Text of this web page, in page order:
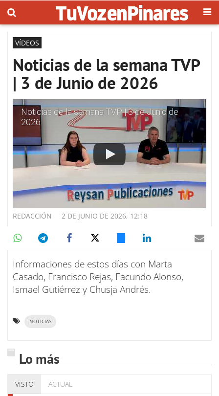
VÍDEOS
Noticias de la semana TVP
| 3 de Junio de 2026
Noticias de la semana TVP | 3 de Junio de
2026
2 DE JUNIO DE 2026, 12:18
REDACCIÓN
Informaciones de estos días con Marta
Casado, Francisco Rejas, Facundo Alonso,
Ismael Gutiérrez y Chusja Andrés.
NOTICIAS
Lo más
VISTO ACTUAL